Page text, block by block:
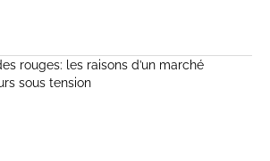
rouges: les raisons d’un marché
sous tension